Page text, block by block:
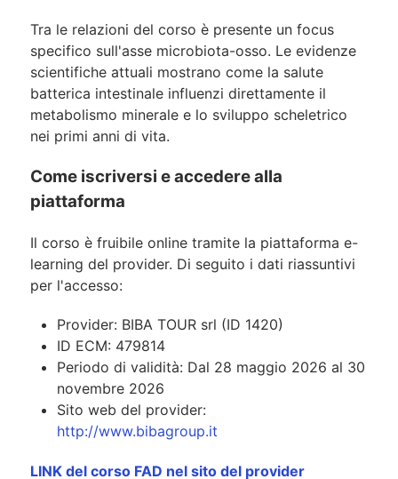
Tra le relazioni del corso è presente un focus
specifico sull'asse microbiota-osso. Le evidenze
scientifiche attuali mostrano come la salute
batterica intestinale influenzi direttamente il
metabolismo minerale e lo sviluppo scheletrico
nei primi anni di vita.
Come iscriversi e accedere alla
piattaforma
Il corso è fruibile online tramite la piattaforma e-
learning del provider. Di seguito i dati riassuntivi
per l'accesso:
Provider: BIBA TOUR srl (ID 1420)
ID ECM: 479814
Periodo di validità: Dal 28 maggio 2026 al 30
novembre 2026
Sito web del provider:
http://www.bibagroup.it
LINK del corso FAD nel sito del provider